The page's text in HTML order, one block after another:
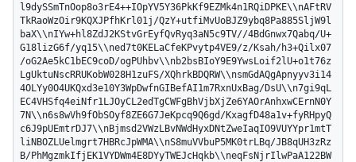
l9dySSmTnOop8o3rE4++IOpYV5Y36PkKf9EZMk4n1RQiDPKE\\nAFtRV
TkRaoWzOir9KQXJPfhKrl01j/QzY+utfiMvUoBJZ9ybq8Pa885SljW9l
baX\\nIYw+hl8ZdJ2KStvGrEyfQvRyq3aN5c9TV//4BdGnwx7Qabq/U+
G18lizG6f/yq15\\ned7t0KELaCfeKPvytp4VE9/z/Ksah/h3+Qilx07
/oG2Ae5kC1bEC9coD/ogPUhbv\\nb2bsBIoY9E9YwsLoif2lU+o1t76z
LgUktuNscRRUKobW028H1zuFS/XQhrkBDQRW\\nsmGdAQgApnyyv3i14
4OLYy0O4UKQxd3e10Y3WpDwfnGIBefAI1m7RxnUxBag/DsU\\n7gi9qL
EC4VHSfq4eiNfr1LJOyCL2edTgCWFgBhVjbXjZe6YAOrAnhxwCErnN0Y
7N\\n6s8wVh9fObSOyf8ZE6G7JeKpcq9Q6gd/KxagfD48a1v+fyRHpyQ
c6J9pUEmtrDJ7\\nBjmsd2VWzLBvNWdHyxDNtZweIaqIO9VUYYpr1mtT
liNBOZLUelmgrt7HBRcJpWMA\\nS8muVVbuP5MK0trLBq/JB8qUH3zRz
B/PhMgzmkIfjEK1VYDWm4E8DYyTWEJcHqkb\\neqFsNjrIlwPaA122BW